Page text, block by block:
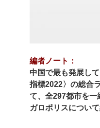
編者ノート：
中国で最も発展し
指標2022〉の総合
て、全297都市を一
ガロポリスについ